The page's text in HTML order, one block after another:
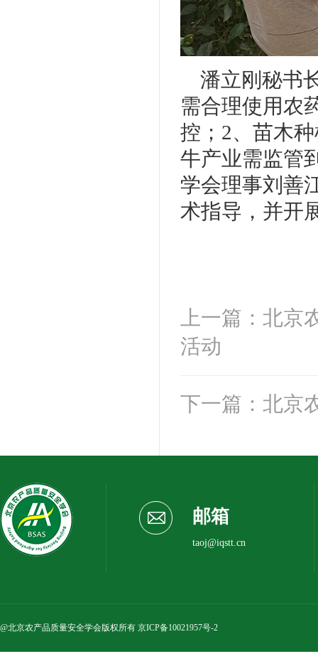
潘立刚秘书
需合理使用农
控；2、苗木
牛产业需监管
学会理事刘善
术指导，并开
上一篇：北
活动
下一篇：北京
邮箱
taoj@iqstt.cn
@北京农产品质量安全学会版权所有 京ICP备10021957号-2